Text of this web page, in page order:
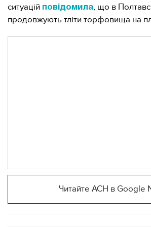
ситуацій повідомила, що в
продовжують тліти торфовища на
Читайте АСН в Google